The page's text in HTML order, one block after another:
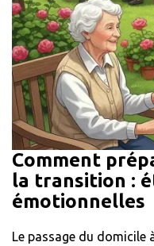
Comment
la transition :
émotionnelles
Le passage du domicile